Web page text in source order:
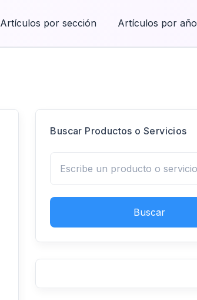
Artículos por sección Artículos por año
Buscar Productos o Servicios
Buscar